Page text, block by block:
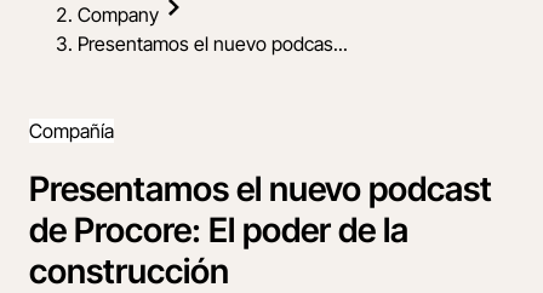
Company
Presentamos el nuevo podcas...
Compañía
Presentamos el nuevo podcast
de Procore: El poder de la
construcción